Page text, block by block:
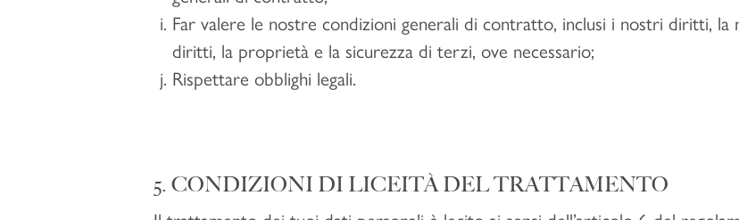
Far valere le nostre condizioni generali di contratto, inclusi i nostri diritti,
diritti, la proprietà e la sicurezza di terzi, ove necessario;
Rispettare obblighi legali.
5. CONDIZIONI DI LICEITÀ DEL TRATTAMENTO